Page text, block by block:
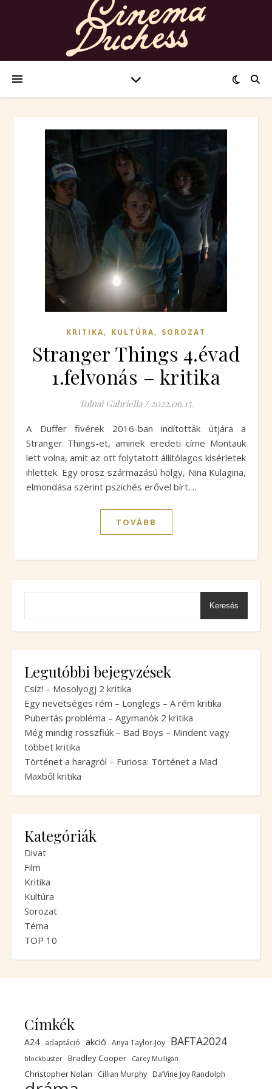
KRITIKA, KULTÚRA, SOROZAT
Stranger Things 4.évad
1.felvonás – kritika
Tolnai Gabriella / 2022.06.15.
A Duffer fivérek 2016-ban indították útjára a
Stranger Things-et, aminek eredeti címe Montauk
lett volna, amit az ott folytatott állítólagos kísérletek
ihlettek. Egy orosz származású hölgy, Nina Kulagina,
elmondása szerint pszichés erővel bírt.…
TOVÁBB
Keresés
Legutóbbi bejegyzések
Csíz! – Mosolyogj 2 kritika
Egy nevetséges rém – Longlegs – A rém kritika
Pubertás probléma – Agymanók 2 kritika
Még mindig rosszfiúk – Bad Boys – Mindent vagy
többet kritika
Történet a haragról – Furiosa: Történet a Mad
Maxből kritika
Kategóriák
Divat
Film
Kritika
Kultúra
Sorozat
Téma
TOP 10
Címkék
A24 adaptáció akció Anya Taylor-Joy BAFTA2024
blockbuster Bradley Cooper Carey Mulligan
Christopher Nolan Cillian Murphy Da’Vine Joy Randolph